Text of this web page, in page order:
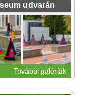
udvarán
További galériák